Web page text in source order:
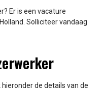
Er is een vacature
Solliciteer vandaag
de details van de